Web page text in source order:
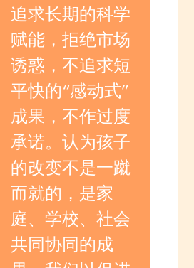
追求长期的科学
赋能，拒绝市场
诱惑，不追求短
平快的“感动式”
成果，不作过度
承诺。认为孩子
的改变不是一蹴
而就的，是家
庭、学校、社会
共同协同的成